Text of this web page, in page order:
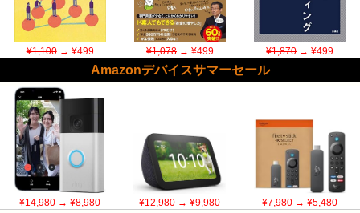
¥1,100→ ¥499 ¥1,078→ ¥499 ¥1,870→ ¥499
Amazonデバイスサマーセール
¥14,980→ ¥8,980 ¥12,980→ ¥9,980 ¥7,980→ ¥5,480